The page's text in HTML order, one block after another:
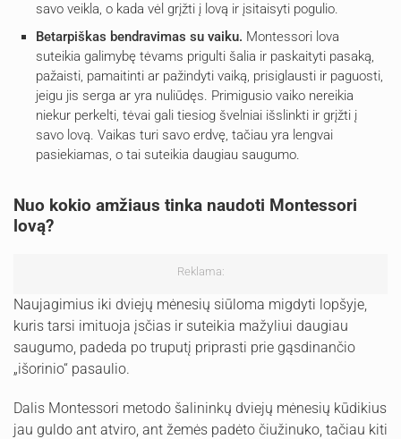
savo veikla, o kada vėl grįžti į lovą ir įsitaisyti pogulio.
Betarpiškas bendravimas su vaiku. Montessori lova
suteikia galimybę tėvams prigulti šalia ir paskaityti pasaką,
pažaisti, pamaitinti ar pažindyti vaiką, prisiglausti ir paguosti,
jeigu jis serga ar yra nuliūdęs. Primigusio vaiko nereikia
niekur perkelti, tėvai gali tiesiog švelniai išslinkti ir grįžti į
savo lovą. Vaikas turi savo erdvę, tačiau yra lengvai
pasiekiamas, o tai suteikia daugiau saugumo.
Nuo kokio amžiaus tinka naudoti Montessori
lovą?
Reklama:
Naujagimius iki dviejų mėnesių siūloma migdyti lopšyje,
kuris tarsi imituoja įsčias ir suteikia mažyliui daugiau
saugumo, padeda po truputį priprasti prie gąsdinančio
„išorinio“ pasaulio.
Dalis Montessori metodo šalininkų dviejų mėnesių kūdikius
jau guldo ant atviro, ant žemės padėto čiužinuko, tačiau kiti